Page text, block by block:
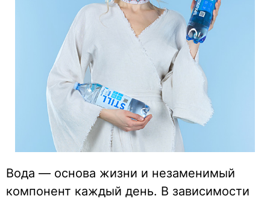
Вода — основа жизни и незаменимый
компонент каждый день. В зависимости